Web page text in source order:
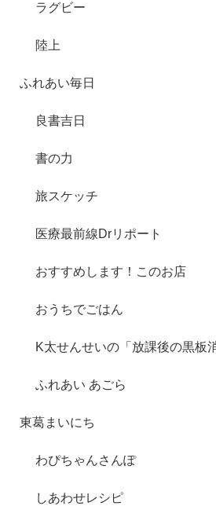
ラグビー
陸上
ふれあい毎日
良書吉日
書の力
旅スケッチ
医療最前線Drリポート
おすすめします！このお店
おうちでごはん
K太せんせいの「放課後の黒板
ふれあい あごら
東葛まいにち
わぴちゃんさんぽ
しあわせレシピ